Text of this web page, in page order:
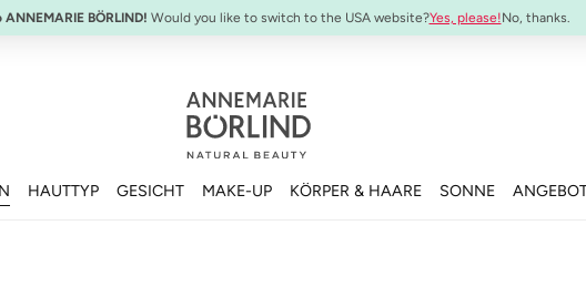
BÖRLIND! Would you like to switch to the USA website?Yes, please!No, thanks.
HAUTTYP GESICHT MAKE-UP KÖRPER & HAARE SONNE